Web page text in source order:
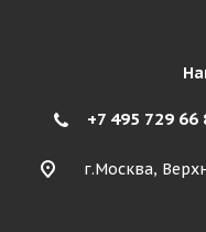
+7 495 729 66
г.Москва,